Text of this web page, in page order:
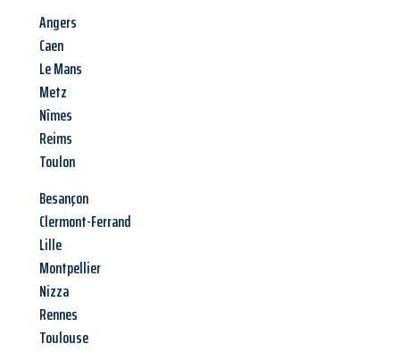
Angers
Caen
Le Mans
Metz
Nîmes
Reims
Toulon
Besançon
Clermont-Ferrand
Lille
Montpellier
Nizza
Rennes
Toulouse